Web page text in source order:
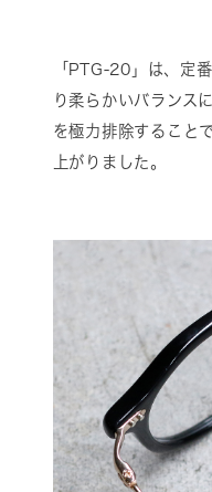
「PTG-20」は、定
り柔らかいバランス
を極力排除すること
上がりました。